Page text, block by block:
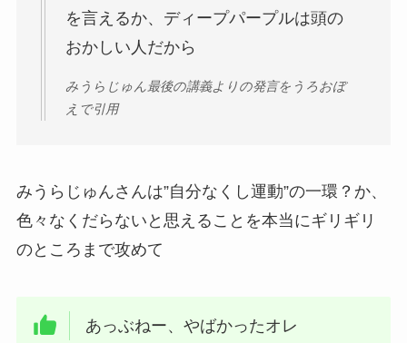
を言えるか、ディープパープルは頭の
おかしい人だから
みうらじゅん最後の講義よりの発言をうろおぼ
えで引用
みうらじゅんさんは”自分なくし運動”の一環？か、
色々なくだらないと思えることを本当にギリギリ
のところまで攻めて
あっぶねー、やばかったオレ